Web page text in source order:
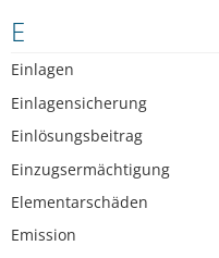
E
Einlagen
Einlagensicherung
Einlösungsbeitrag
Einzugsermächtigung
Elementarschäden
Emission